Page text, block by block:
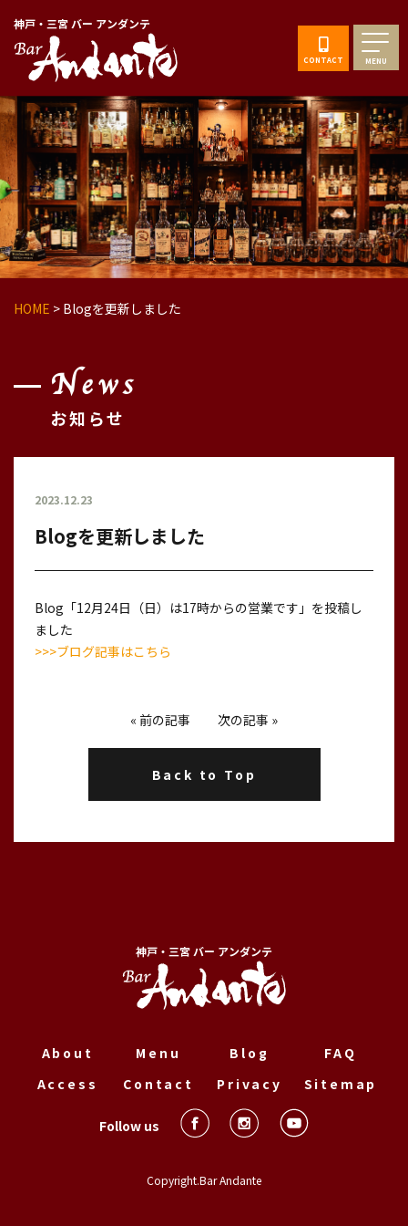
神戸・三宮 バー アンダンテ
CONTACT MENU
HOME > Blogを更新しました
News
お知らせ
2023.12.23
Blogを更新しました
Blog「12月24日（日）は17時からの営業です」を投稿し
ました
>>>ブログ記事はこちら
« 前の記事 次の記事 »
Back to Top
神戸・三宮 バー アンダンテ
About Menu Blog
FAQ
Access
Contact Privacy Sitemap
Follow us
Copyright.Bar Andante